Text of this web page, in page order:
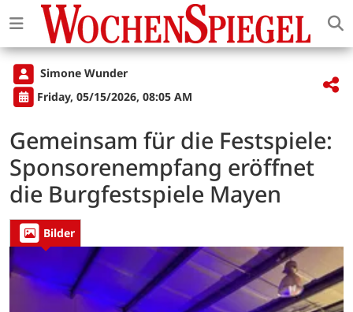
Simone Wunder
Friday, 05/15/2026, 08:05 AM
Gemeinsam für die Festspiele:
Sponsorenempfang eröffnet
die Burgfestspiele Mayen
Bilder